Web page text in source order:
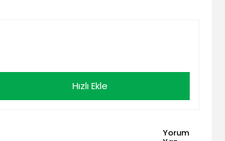
Hızlı Ekle
Yorum